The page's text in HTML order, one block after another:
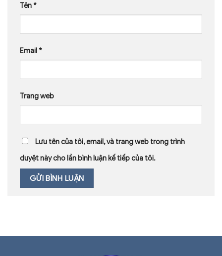
Tên *
Email *
Trang web
Lưu tên của tôi, email, và trang web trong trình
duyệt này cho lần bình luận kế tiếp của tôi.